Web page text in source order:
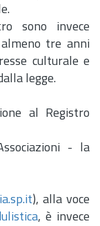
sono invece
tre anni
culturale e
legge.
al Registro
- la
), alla voce
, è invece